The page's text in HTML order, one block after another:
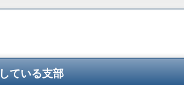
ている支部